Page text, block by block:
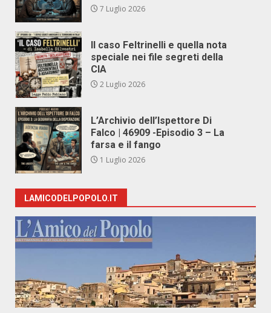
7 Luglio 2026
Il caso Feltrinelli e quella nota
speciale nei file segreti della
CIA
2 Luglio 2026
L’Archivio dell’Ispettore Di
Falco | 46909 -Episodio 3 – La
farsa e il fango
1 Luglio 2026
LAMICODELPOPOLO.IT